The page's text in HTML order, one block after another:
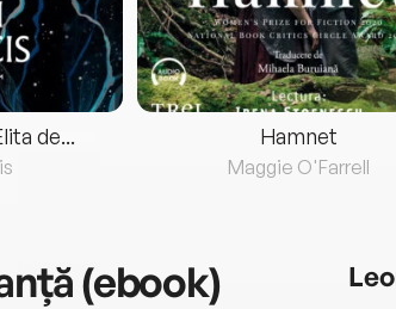
de... Hamnet
Maggie O'Farrell
(ebook)